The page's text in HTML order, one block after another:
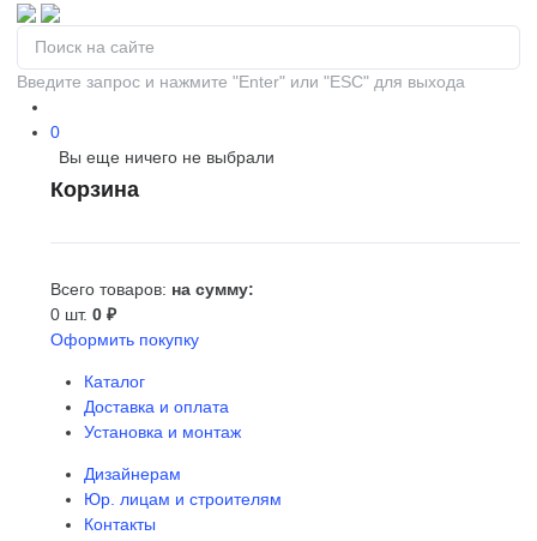
Введите запрос и нажмите "Enter" или "ESC" для выхода
0
Вы еще ничего не выбрали
Корзина
Всего товаров: на сумму:
0 шт. 0 ₽
Оформить покупку
Каталог
Доставка и оплата
Установка и монтаж
Дизайнерам
Юр. лицам и строителям
Контакты